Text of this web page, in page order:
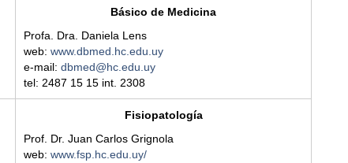
Básico de Medicina
Profa. Dra. Daniela Lens
web:www.dbmed.hc.edu.uy
e-mail:dbmed@hc.edu.uy
tel: 2487 15 15 int. 2308
Fisiopatología
Prof. Dr. Juan Carlos Grignola
web:www.fsp.hc.edu.uy/